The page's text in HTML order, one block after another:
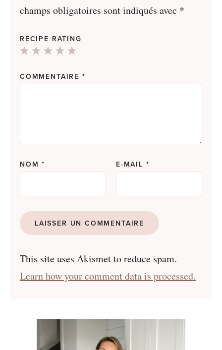
champs obligatoires sont indiqués avec *
RECIPE RATING
4
3
2
1
COMMENTAIRE *
NOM* E-MAIL *
This site uses Akismet to reduce spam.
Learn how your comment data is processed.